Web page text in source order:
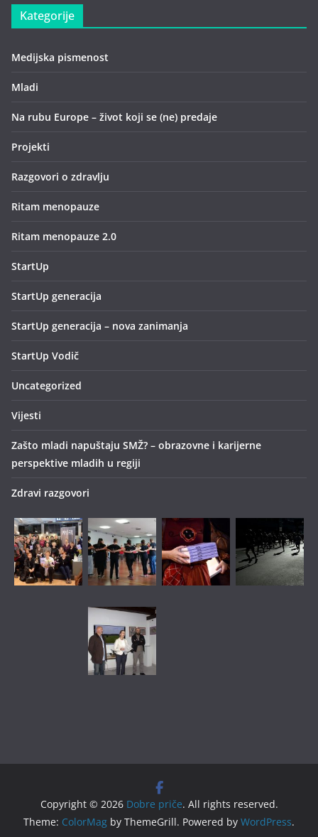
Kategorije
Medijska pismenost
Mladi
Na rubu Europe – život koji se (ne) predaje
Projekti
Razgovori o zdravlju
Ritam menopauze
Ritam menopauze 2.0
StartUp
StartUp generacija
StartUp generacija – nova zanimanja
StartUp Vodič
Uncategorized
Vijesti
Zašto mladi napuštaju SMŽ? – obrazovne i karijerne
perspektive mladih u regiji
Zdravi razgovori
Copyright © 2026 Dobre priče. All rights reserved.
Theme: ColorMag by ThemeGrill. Powered by WordPress.